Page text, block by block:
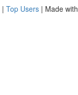
| Top Users | Made with